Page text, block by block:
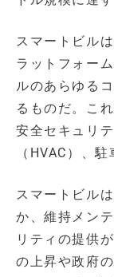
スマートビル
ラットフォー
ルのあらゆる
るものだ。こ
安全セキュリ
（HVAC）、
スマートビル
か、維持メン
リティの提供
の上昇や政府